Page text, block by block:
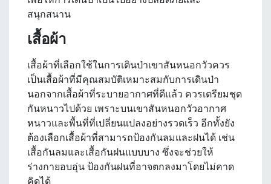
สนุกสนาน
เสื้อผ้า
เสื้อผ้าที่เลือกใช้ในการเดินป่าเขาสันหนอกวัวควร
เป็นเสื้อผ้าที่มีคุณสมบัติเหมาะสมกับการเดินป่า
นอกจากเสื้อผ้าที่ระบายอากาศที่ดีแล้ว ควรเตรียมชุด
กันหนาวไปด้วย เพราะบนเขาสันหนอกวัวอากาศ
หนาวและพื้นที่ที่เปลี่ยนแปลงอย่างรวดเร็ว อีกทั้งยัง
ต้องเลือกเสื้อผ้าที่สามารถป้องกันลมและฝนได้ เช่น
เสื้อกันลมและเสื้อกันฝนแบบบาง ซึ่งจะช่วยให้
ร่างกายอบอุ่น ป้องกันฝนที่อาจตกลงมาโดยไม่คาด
คิดได้